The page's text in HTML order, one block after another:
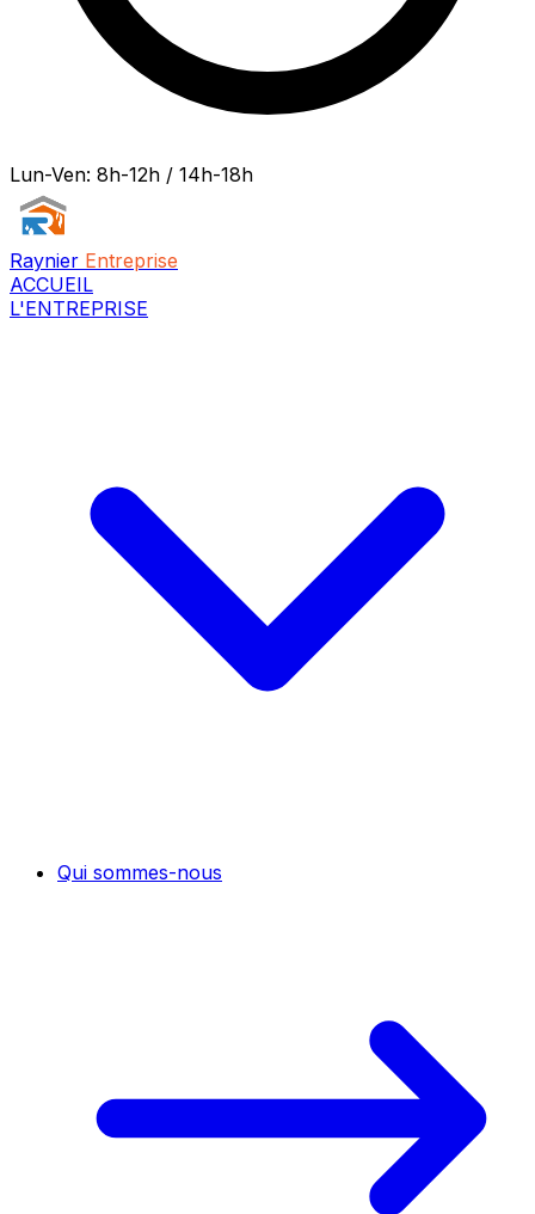
Lun-Ven: 8h-12h / 14h-18h
Raynier Entreprise
ACCUEIL
L'ENTREPRISE
Qui sommes-nous